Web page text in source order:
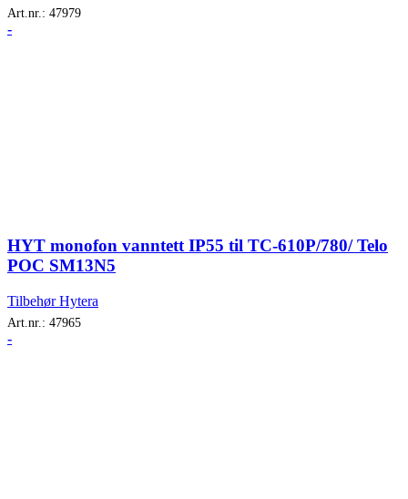
Art.nr.: 47979
-
HYT monofon vanntett IP55 til TC-610P/780/ Telo
POC SM13N5
Tilbehør Hytera
Art.nr.: 47965
-